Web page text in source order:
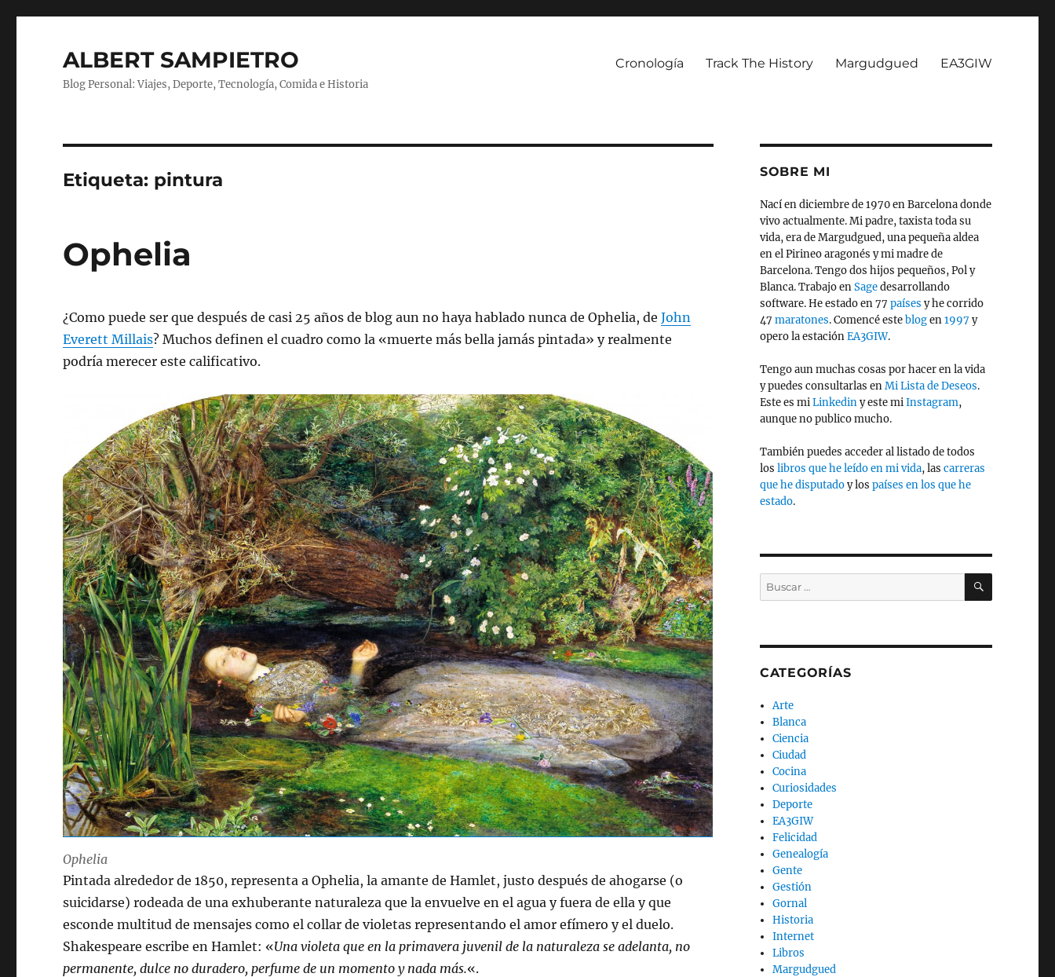
ALBERT SAMPIETRO
Blog Personal: Viajes, Deporte, Tecnología, Comida e Historia
Cronología Track The History Margudgued EA3GIW
Etiqueta: pintura
Ophelia
¿Como puede ser que después de casi 25 años de blog aun no haya hablado nunca de Ophelia, deJohn
Everett Millais? Muchos definen el cuadro como la «muerte más bella jamás pintada» y realmente
podría merecer este calificativo.
Ophelia
Pintada alrededor de 1850, representa a Ophelia, la amante de Hamlet, justo después de ahogarse (o
suicidarse) rodeada de una exhuberante naturaleza que la envuelve en el agua y fuera de ella y que
esconde multitud de mensajes como el collar de violetas representando el amor efímero y el duelo.
Shakespeare escribe en Hamlet: «Una violeta que en la primavera juvenil de la naturaleza se adelanta, no
permanente, dulce no duradero, perfume de un momento y nada más.«.
SOBRE MI
Nací en diciembre de 1970 en Barcelona donde
vivo actualmente. Mi padre, taxista toda su
vida, era de Margudgued, una pequeña aldea
en el Pirineo aragonés y mi madre de
Barcelona. Tengo dos hijos pequeños, Pol y
Blanca. Trabajo enSagedesarrollando
software. He estado en 77 países y he corrido
47 maratones. Comencé esteblogen1997 y
opero la estaciónEA3GIW.
Tengo aun muchas cosas por hacer en la vida
y puedes consultarlas enMi Lista de Deseos.
Este es miLinkediny este miInstagram,
aunque no publico mucho.
También puedes acceder al listado de todos
los libros que he leído en mi vida, las carreras
que he disputadoy los países en los que he
estado.
Buscar
por:
BUSCAR
CATEGORÍAS
Arte
Blanca
Ciencia
Ciudad
Cocina
Curiosidades
Deporte
EA3GIW
Felicidad
Genealogía
Gente
Gestión
Gornal
Historia
Internet
Libros
Margudgued